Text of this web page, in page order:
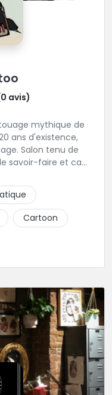
avis)
mythique de
ans d'existence,
Salon tenu de
savoir-faire et ca
N'hésitez-plus,
du tatouage
Cartoon